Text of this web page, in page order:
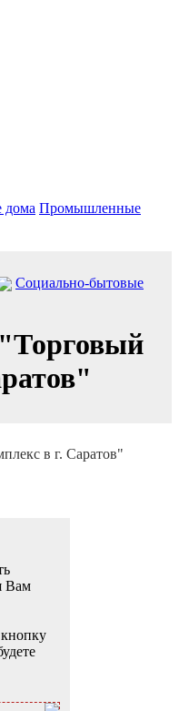
дома Промышленные
Социально-бытовые
Вам